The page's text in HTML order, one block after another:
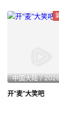
中国大陆 /
开“麦”大笑吧